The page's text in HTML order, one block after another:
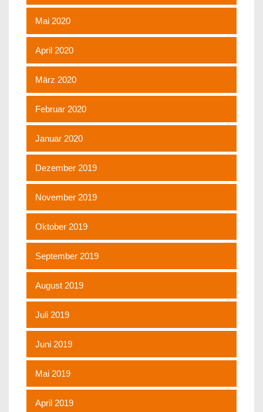
Mai 2020
April 2020
März 2020
Februar 2020
Januar 2020
Dezember 2019
November 2019
Oktober 2019
September 2019
August 2019
Juli 2019
Juni 2019
Mai 2019
April 2019